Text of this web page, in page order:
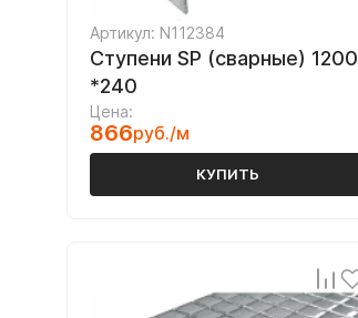
Артикул: N112384
Ступени SP (сварные) 1200
*240
Цена:
866руб./м
КУПИТЬ